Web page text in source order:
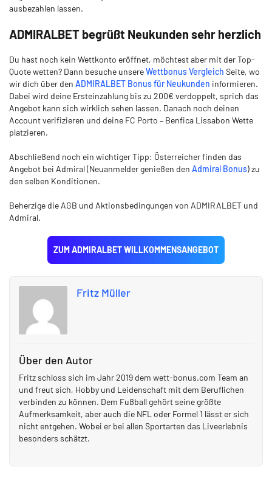
ausbezahlen lassen.
ADMIRALBET begrüßt Neukunden sehr herzlich
Du hast noch kein Wettkonto eröffnet, möchtest aber mit der Top-
Quote wetten? Dann besuche unsereWettbonus Vergleich Seite, wo
wir dich über den ADMIRALBET Bonus für Neukunden informieren.
Dabei wird deine Ersteinzahlung bis zu 200€ verdoppelt, sprich das
Angebot kann sich wirklich sehen lassen. Danach noch deinen
Account verifizieren und deine FC Porto – Benfica Lissabon Wette
platzieren.
Abschließend noch ein wichtiger Tipp: Österreicher finden das
Angebot bei Admiral (Neuanmelder genießen den Admiral Bonus) zu
den selben Konditionen.
Beherzige die AGB und Aktionsbedingungen von ADMIRALBET und
Admiral.
ZUM ADMIRALBET WILLKOMMENSANGEBOT
Fritz Müller
Über den Autor
Fritz schloss sich im Jahr 2019 dem wett-bonus.com Team an
und freut sich, Hobby und Leidenschaft mit dem Beruflichen
verbinden zu können. Dem Fußball gehört seine größte
Aufmerksamkeit, aber auch die NFL oder Formel 1 lässt er sich
nicht entgehen. Wobei er bei allen Sportarten das Liveerlebnis
besonders schätzt.